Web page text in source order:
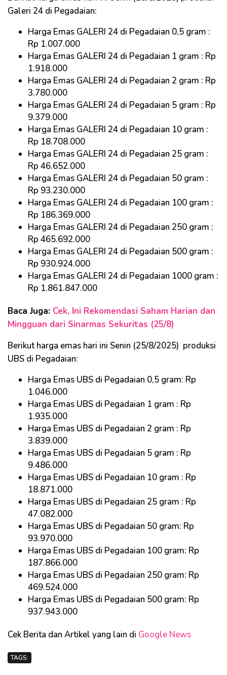
Galeri 24 di Pegadaian:
Harga Emas GALERI 24 di Pegadaian 0,5 gram :
Rp 1.007.000
Harga Emas GALERI 24 di Pegadaian 1 gram : Rp
1.918.000
Harga Emas GALERI 24 di Pegadaian 2 gram : Rp
3.780.000
Harga Emas GALERI 24 di Pegadaian 5 gram : Rp
9.379.000
Harga Emas GALERI 24 di Pegadaian 10 gram :
Rp 18.708.000
Harga Emas GALERI 24 di Pegadaian 25 gram :
Rp 46.652.000
Harga Emas GALERI 24 di Pegadaian 50 gram :
Rp 93.230.000
Harga Emas GALERI 24 di Pegadaian 100 gram :
Rp 186.369.000
Harga Emas GALERI 24 di Pegadaian 250 gram :
Rp 465.692.000
Harga Emas GALERI 24 di Pegadaian 500 gram :
Rp 930.924.000
Harga Emas GALERI 24 di Pegadaian 1000 gram :
Rp 1.861.847.000
Baca Juga: Cek, Ini Rekomendasi Saham Harian dan
Mingguan dari Sinarmas Sekuritas (25/8)
Berikut harga emas hari ini Senin (25/8/2025) produksi
UBS di Pegadaian:
Harga Emas UBS di Pegadaian 0,5 gram: Rp
1.046.000
Harga Emas UBS di Pegadaian 1 gram : Rp
1.935.000
Harga Emas UBS di Pegadaian 2 gram : Rp
3.839.000
Harga Emas UBS di Pegadaian 5 gram : Rp
9.486.000
Harga Emas UBS di Pegadaian 10 gram : Rp
18.871.000
Harga Emas UBS di Pegadaian 25 gram : Rp
47.082.000
Harga Emas UBS di Pegadaian 50 gram: Rp
93.970.000
Harga Emas UBS di Pegadaian 100 gram: Rp
187.866.000
Harga Emas UBS di Pegadaian 250 gram: Rp
469.524.000
Harga Emas UBS di Pegadaian 500 gram: Rp
937.943.000
Cek Berita dan Artikel yang lain di Google News
TAGS: